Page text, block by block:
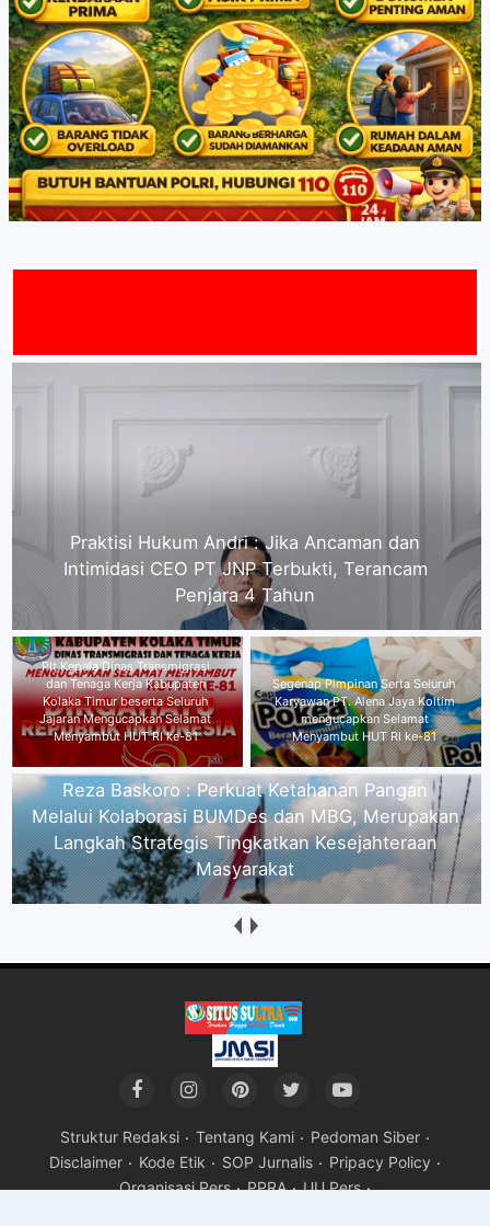
Plt Kepala Dinas Transmigrasi dan Tenaga Kerja
Kabupaten Kolaka Timur beserta Seluruh Jajaran
Mengucapkan Selamat Menyambut HUT RI ke-81
Segenap Pimpinan Serta Seluruh
Karyawan PT. Alena Jaya Koltim
mengucapkan Selamat
Menyambut HUT RI ke-81
Reza Baskoro : Perkuat
Ketahanan Pangan Melalui
Kolaborasi BUMDes dan MBG,
Merupakan Langkah Strategis
Tingkatkan Kesejahteraan
Masyarakat
Kabid UED Koltim : Keuntungan BUMDes
Diharapkan Mampu Meningkatkan PADes dan
Buka Lapangan Kerja
Struktur Redaksi Tentang Kami
Pedoman Siber
Disclaimer
Kode Etik SOP Jurnalis
Pripacy Policy
Organisasi Pers
PPRA UU Pers